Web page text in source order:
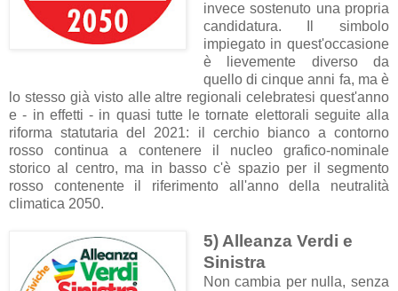
invece sostenuto una propria
candidatura. Il simbolo
impiegato in quest'occasione
è lievemente diverso da
quello di cinque anni fa, ma è
lo stesso già visto alle altre regionali celebratesi quest'anno
e - in effetti - in quasi tutte le tornate elettorali seguite alla
riforma statutaria del 2021: il cerchio bianco a contorno
rosso continua a contenere il nucleo grafico-nominale
storico al centro, ma in basso c'è spazio per il segmento
rosso contenente il riferimento all'anno della neutralità
climatica 2050.
5) Alleanza Verdi e
Sinistra
Non cambia per nulla, senza